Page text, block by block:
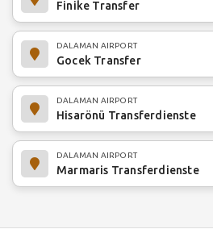
Finike Transfer
DALAMAN AIRPORT
Gocek Transfer
DALAMAN AIRPORT
Hisarönü Transferdienste
DALAMAN AIRPORT
Marmaris Transferdienste